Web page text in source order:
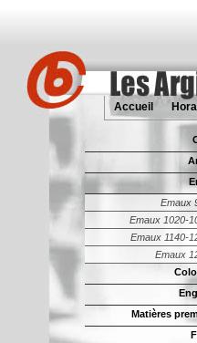
Accueil
Emaux
Emaux 1020-
Emaux 1140-
Emaux
Matières